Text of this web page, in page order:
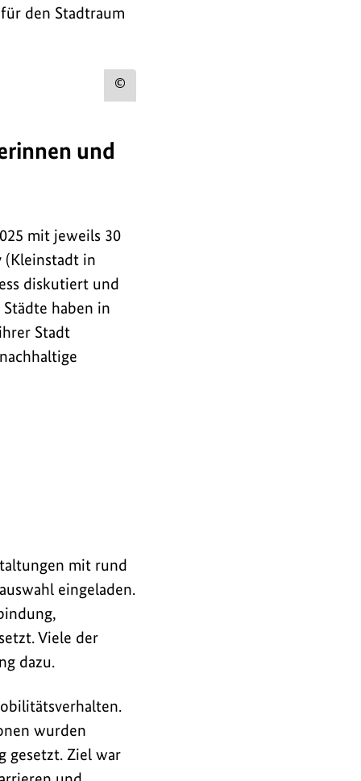
den Stadtraum
und
mit jeweils 30
(Kleinstadt in
diskutiert und
haben in
Stadt
mit rund
eingeladen.
Viele der
dazu.
wurden
gesetzt. Ziel war